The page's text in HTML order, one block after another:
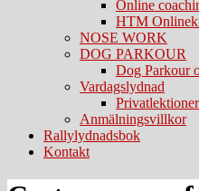
Online
HTM
NOSE WORK
DOG PARKOUR
Dog Parkour
Vardagslydnad
Privatlektioner
Anmälningsvillkor
Rallylydnadsbok
Kontakt